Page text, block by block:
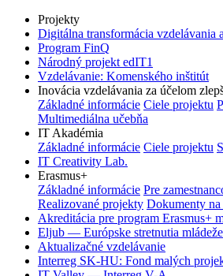
Projekty
Digitálna transformácia vzdelávania
Program FinQ
Národný projekt edIT1
Vzdelávanie: Komenského inštitút
Inovácia vzdelávania za účelom
Základné informácie Ciele projektu
Multimediálna učebňa
IT Akadémia
Základné informácie Ciele projektu
IT Creativity Lab.
Erasmus+
Základné informácie Pre
Realizované projekty Dokumenty na
Akreditácia pre program Erasmus+
Eljub — Európske stretnutia mládeže
Aktualizačné vzdelávanie
Interreg SK-HU: Fond malých